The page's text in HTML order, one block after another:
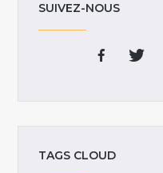
SUIVEZ-NOUS
TAGS CLOUD